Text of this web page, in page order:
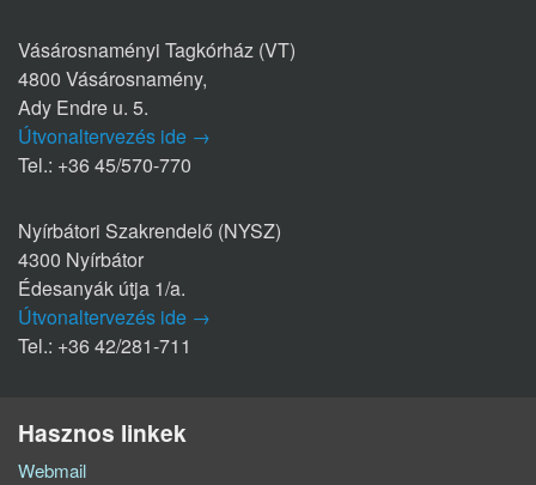
Vásárosnaményi Tagkórház (VT)
4800 Vásárosnamény,
Ady Endre u. 5.
Útvonaltervezés ide →
Tel.: +36 45/570-770
Nyírbátori Szakrendelő (NYSZ)
4300 Nyírbátor
Édesanyák útja 1/a.
Útvonaltervezés ide →
Tel.: +36 42/281-711
Hasznos linkek
Webmail